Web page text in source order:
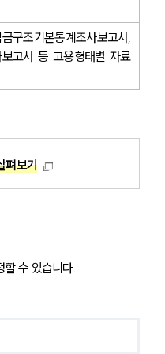
조기본통계조사보고서,
고서 등 고용형태별 자료
펴보기
수 있습니다.